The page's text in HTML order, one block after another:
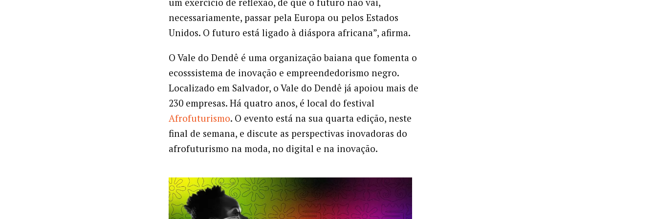
necessariamente, passar pela Europa ou pelos Estados
Unidos. O futuro está ligado à diáspora africana”, afirma.
O Vale do Dendê é uma organização baiana que fomenta o
ecosssistema de inovação e empreendedorismo negro.
Localizado em Salvador, o Vale do Dendê já apoiou mais de
230 empresas. Há quatro anos, é local do festival
Afrofuturismo. O evento está na sua quarta edição, neste
final de semana, e discute as perspectivas inovadoras do
afrofuturismo na moda, no digital e na inovação.